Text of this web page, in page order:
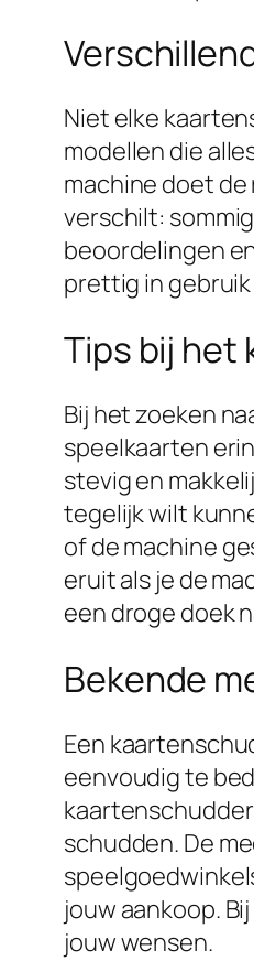
Niet elke
modellen die
machine doet
verschilt:
beoordelingen
prettig in gebruik
Tips bij het
Bij het zoeken
speelkaarten
stevig en
tegelijk wilt
of de machine
eruit als je de
een droge doek
Bekende
Een
eenvoudig te
schudden. De
jouw aankoop.
jouw wensen.